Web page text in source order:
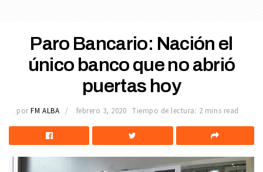
Paro Bancario: Nación el
único banco que no abrió
puertas hoy
por FM ALBA febrero 3, 2020 Tiempo de lectura: 2 mins read